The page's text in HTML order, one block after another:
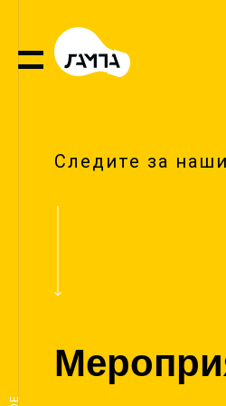
Следите за